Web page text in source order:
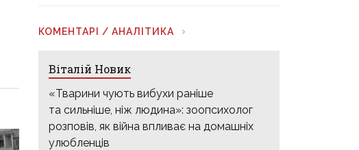
КОМЕНТАРІ / АНАЛІТИКА
Віталій Новик
«Тварини чують вибухи раніше
та сильніше, ніж людина»: зоопсихолог
розповів, як війна впливає на домашніх
улюбленців